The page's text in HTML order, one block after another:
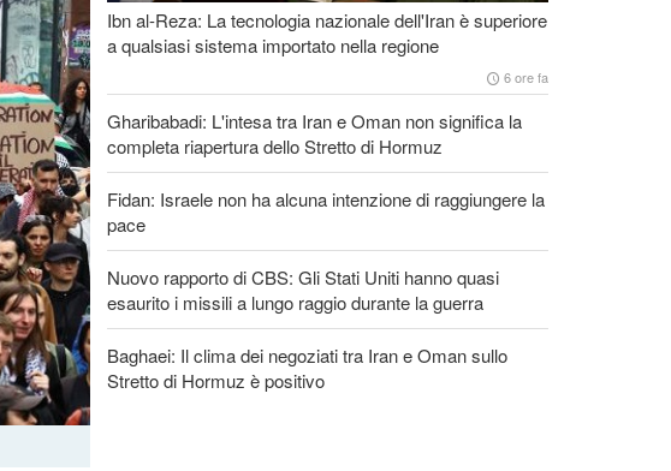
Ibn al-Reza: La tecnologia nazionale dell'Iran è superiore
a qualsiasi sistema importato nella regione
6 ore fa
Gharibabadi: L'intesa tra Iran e Oman non significa la
completa riapertura dello Stretto di Hormuz
Fidan: Israele non ha alcuna intenzione di raggiungere la
pace
Nuovo rapporto di CBS: Gli Stati Uniti hanno quasi
esaurito i missili a lungo raggio durante la guerra
Baghaei: Il clima dei negoziati tra Iran e Oman sullo
Stretto di Hormuz è positivo